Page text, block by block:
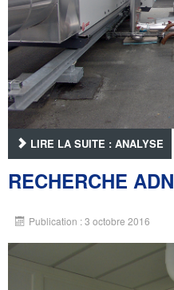
LIRE LA SUITE : ANALYSE
RECHERCHE ADN
Publication : 3 octobre 2016